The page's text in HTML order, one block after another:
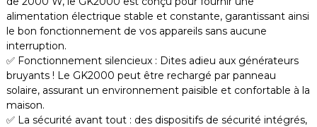
alimentation électrique stable et constante, garantissant ainsi
le bon fonctionnement de vos appareils sans aucune
interruption.
✅ Fonctionnement silencieux : Dites adieu aux générateurs
bruyants ! Le GK2000 peut être rechargé par panneau
solaire, assurant un environnement paisible et confortable à la
maison.
✅ La sécurité avant tout : des dispositifs de sécurité intégrés,